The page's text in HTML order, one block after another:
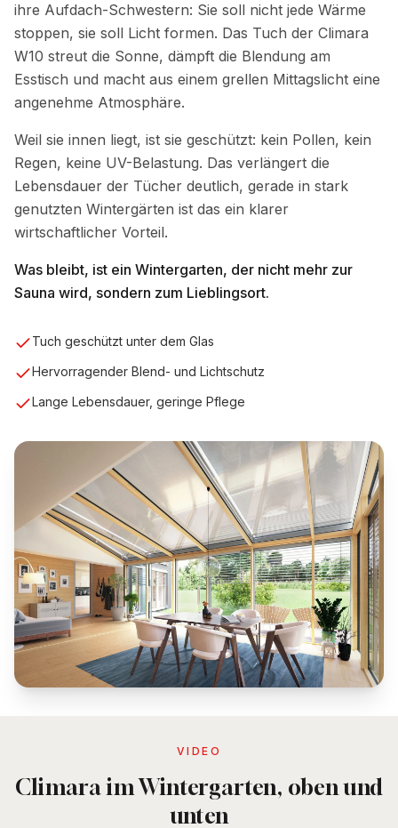
ihre Aufdach-Schwestern: Sie soll nicht jede Wärme
stoppen, sie soll Licht formen. Das Tuch der Climara
W10 streut die Sonne, dämpft die Blendung am
Esstisch und macht aus einem grellen Mittagslicht eine
angenehme Atmosphäre.
Weil sie innen liegt, ist sie geschützt: kein Pollen, kein
Regen, keine UV-Belastung. Das verlängert die
Lebensdauer der Tücher deutlich, gerade in stark
genutzten Wintergärten ist das ein klarer
wirtschaftlicher Vorteil.
Was bleibt, ist ein Wintergarten, der nicht mehr zur
Sauna wird, sondern zum Lieblingsort.
Tuch geschützt unter dem Glas
Hervorragender Blend- und Lichtschutz
Lange Lebensdauer, geringe Pflege
VIDEO
Climara im Wintergarten, oben und
unten
WAREMA Climara Wintergartenmarkisen